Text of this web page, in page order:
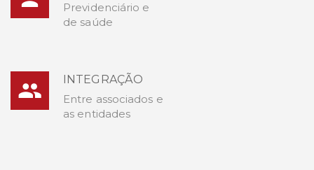
Previdenciário e
de saúde
INTEGRAÇÃO
Entre associados e
as entidades